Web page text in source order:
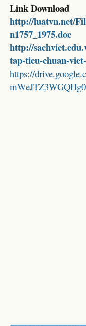
Link Download
http://luatvn.net/
n1757_1975.doc
http://
tap-tieu-chuan-
https://